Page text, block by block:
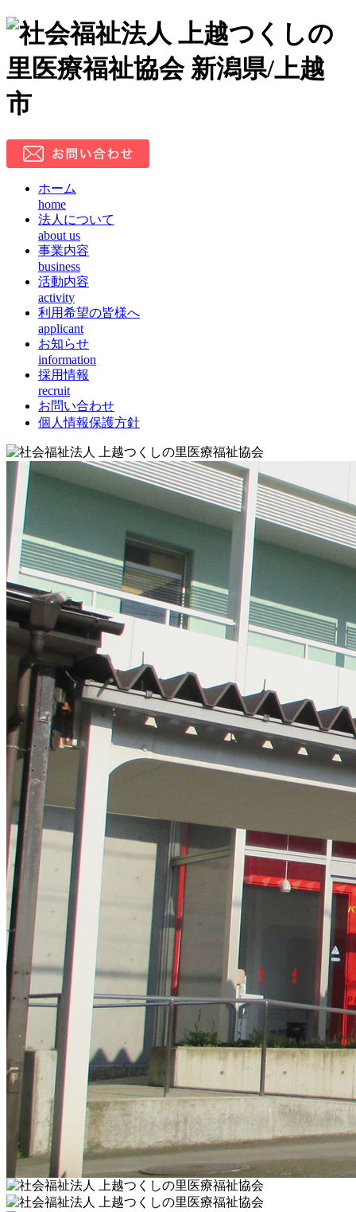
ホーム
home
法人について
about us
事業内容
business
活動内容
activity
利用希望の皆様へ
applicant
お知らせ
information
採用情報
recruit
お問い合わせ
個人情報保護方針